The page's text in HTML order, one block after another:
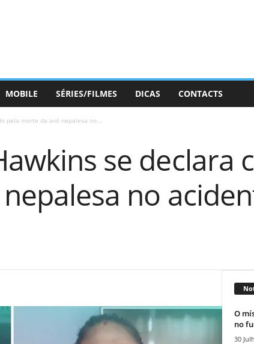
MOBILE SÉRIES/FILMES DICAS CONTACTS
pela morte da avó nepalesa no...
se declara
no
O
no
30